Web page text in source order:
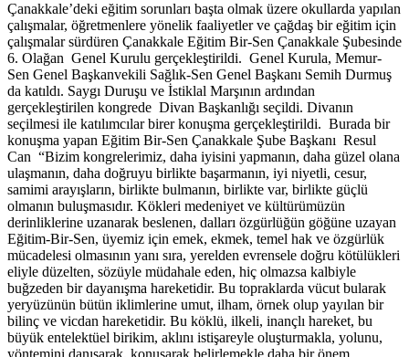
Çanakkale’deki eğitim sorunları başta olmak üzere okullarda yapılan
çalışmalar, öğretmenlere yönelik faaliyetler ve çağdaş bir eğitim için
çalışmalar sürdüren Çanakkale Eğitim Bir-Sen Çanakkale Şubesinde
6. Olağan Genel Kurulu gerçekleştirildi. Genel Kurula, Memur-
Sen Genel Başkanvekili Sağlık-Sen Genel Başkanı Semih Durmuş
da katıldı. Saygı Duruşu ve İstiklal Marşının ardından
gerçekleştirilen kongrede Divan Başkanlığı seçildi. Divanın
seçilmesi ile katılımcılar birer konuşma gerçekleştirildi. Burada bir
konuşma yapan Eğitim Bir-Sen Çanakkale Şube Başkanı Resul
Can “Bizim kongrelerimiz, daha iyisini yapmanın, daha güzel olana
ulaşmanın, daha doğruyu birlikte başarmanın, iyi niyetli, cesur,
samimi arayışların, birlikte bulmanın, birlikte var, birlikte güçlü
olmanın buluşmasıdır. Kökleri medeniyet ve kültürümüzün
derinliklerine uzanarak beslenen, dalları özgürlüğün göğüne uzayan
Eğitim-Bir-Sen, üyemiz için emek, ekmek, temel hak ve özgürlük
mücadelesi olmasının yanı sıra, yerelden evrensele doğru kötülükleri
eliyle düzelten, sözüyle müdahale eden, hiç olmazsa kalbiyle
buğzeden bir dayanışma hareketidir. Bu topraklarda vücut bularak
yeryüzünün bütün iklimlerine umut, ilham, örnek olup yayılan bir
bilinç ve vicdan hareketidir. Bu köklü, ilkeli, inançlı hareket, bu
büyük entelektüel birikim, aklını istişareyle oluşturmakla, yolunu,